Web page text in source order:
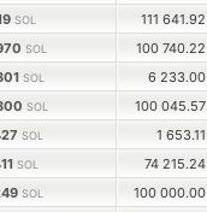
SOL 111 641.92
SOL 100 740.22
SOL 6 233.00
SOL 100 045.57
SOL 1 653.11
SOL 74 215.24
SOL 100 000.00